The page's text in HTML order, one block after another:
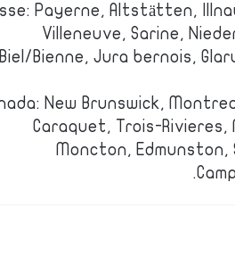
Payerne, Altstätten,
Villeneuve, Sarine,
Biel/Bienne, Jura bernois,
New Brunswick,
Caraquet, Trois-
Moncton, Edmunston,